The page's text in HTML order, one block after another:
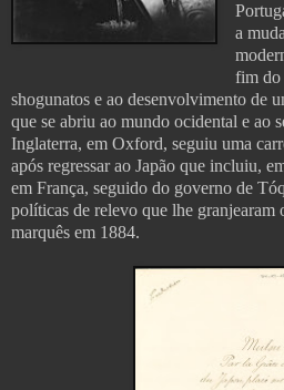
a
fim do
shogunatos e ao desenvolvimento de
que se abriu ao mundo ocidental e ao
Inglaterra, em Oxford, seguiu uma
após regressar ao Japão que incluiu,
em França, seguido do governo de
políticas de relevo que lhe
marquês em 1884.